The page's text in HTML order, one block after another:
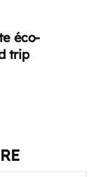
éco-
trip